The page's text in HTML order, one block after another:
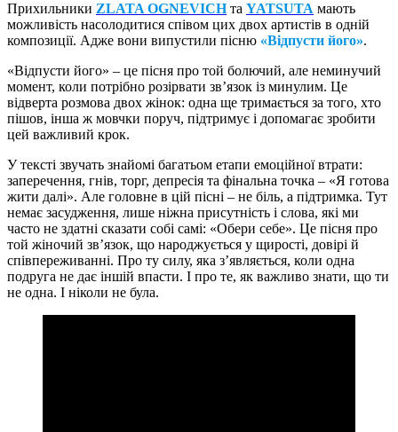
Прихильники ZLATA OGNEVICHта YATSUTA мають
можливість насолодитися співом цих двох артистів в одній
композиції. Адже вони випустили пісню «Відпусти його».
«Відпусти його» – це пісня про той болючий, але неминучий
момент, коли потрібно розірвати зв’язок із минулим. Це
відверта розмова двох жінок: одна ще тримається за того, хто
пішов, інша ж мовчки поруч, підтримує і допомагає зробити
цей важливий крок.
У тексті звучать знайомі багатьом етапи емоційної втрати:
заперечення, гнів, торг, депресія та фінальна точка – «Я готова
жити далі». Але головне в цій пісні – не біль, а підтримка. Тут
немає засудження, лише ніжна присутність і слова, які ми
часто не здатні сказати собі самі: «Обери себе». Це пісня про
той жіночий зв’язок, що народжується у щирості, довірі й
співпереживанні. Про ту силу, яка з’являється, коли одна
подруга не дає іншій впасти. І про те, як важливо знати, що ти
не одна. І ніколи не була.